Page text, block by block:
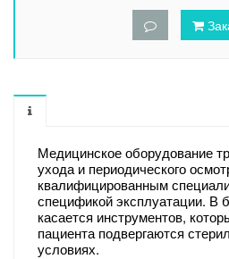
Медицинское оборудование
ухода и периодического
квалифицированным
спецификой эксплуатации. В
касается инструментов,
пациента подвергаются
условиях.